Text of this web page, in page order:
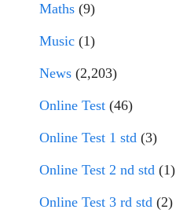
Maths (9)
Music (1)
News (2,203)
Online Test (46)
Online Test 1 std (3)
Online Test 2 nd std (1)
Online Test 3 rd std (2)